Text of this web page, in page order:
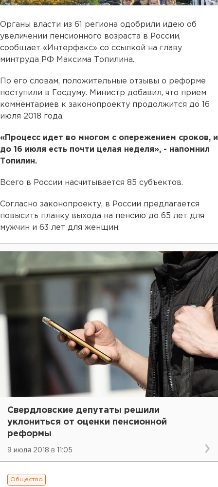
Органы власти из 61 региона одобрили идею об
увеличении пенсионного возраста в России,
сообщает «Интерфакс» со ссылкой на главу
минтруда РФ Максима Топилина.
По его словам, положительные отзывы о реформе
поступили в Госдуму. Министр добавил, что прием
комментариев к законопроекту продолжится до 16
июля 2018 года.
«Процесс идет во многом с опережением сроков, и
до 16 июля есть почти целая неделя», - напомнил
Топилин.
Всего в России насчитывается 85 субъектов.
Согласно законопроекту, в России предлагается
повысить планку выхода на пенсию до 65 лет для
мужчин и 63 лет для женщин.
Свердловские депутаты решили
уклониться от оценки пенсионной
реформы
9 июля 2018 в 11:05
Общество